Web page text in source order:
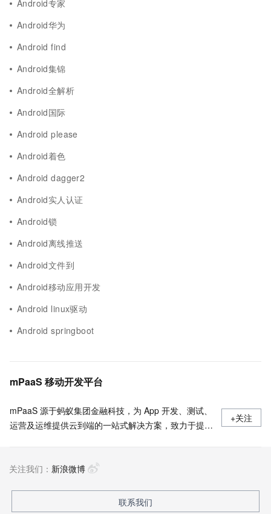
Android专家
Android华为
Android find
Android集锦
Android全解析
Android国际
Android please
Android着色
Android dagger2
Android实人认证
Android锁
Android离线推送
Android文件到
Android移动应用开发
Android linux驱动
Android springboot
mPaaS 移动开发平台
mPaaS 源于蚂蚁集团金融科技，为 App 开发、测试、
运营及运维提供云到端的一站式解决方案，致力于提供
https://www.aliyun.com/product/mobilepaas/mpaas
+关注
关注我们： 新浪微博
联系我们